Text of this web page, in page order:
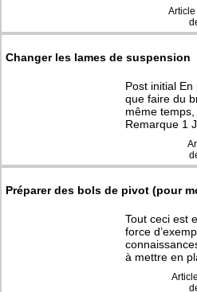
Changer les lames de suspension
Post initial
que faire du
même
Remarque 1
Préparer des bols de pivot (pour
Tout ceci est
force
à mettre en